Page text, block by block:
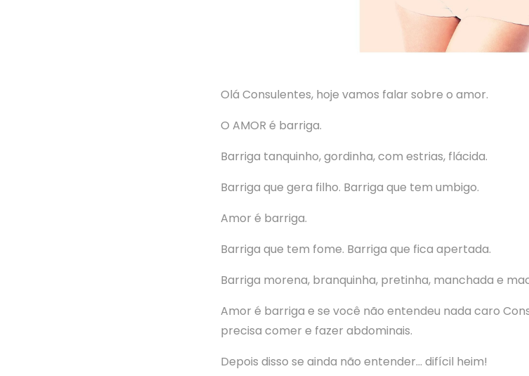
Olá Consulentes, hoje vamos falar sobre o amor.
O AMOR é barriga.
Barriga tanquinho, gordinha, com estrias, flácida.
Barriga que gera filho. Barriga que tem umbigo.
Amor é barriga.
Barriga que tem fome. Barriga que fica apertada.
Barriga morena, branquinha, pretinha, manchada e
Amor é barriga e se você não entendeu nada caro
precisa comer e fazer abdominais.
Depois disso se ainda não entender… difícil heim!